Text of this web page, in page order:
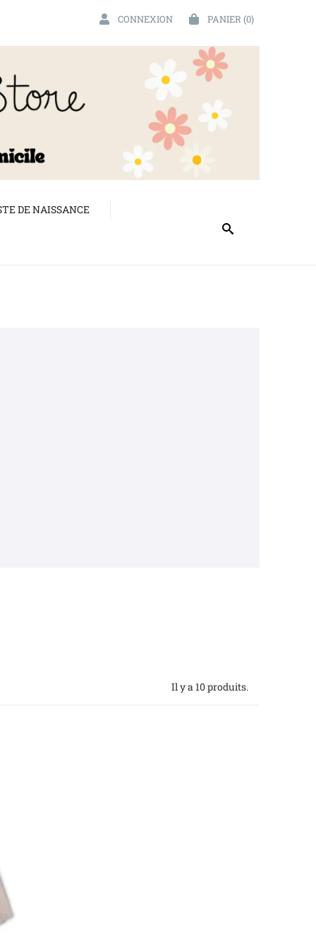
CONNEXION PANIER (0)
DE NAISSANCE
Il y a 10 produits.